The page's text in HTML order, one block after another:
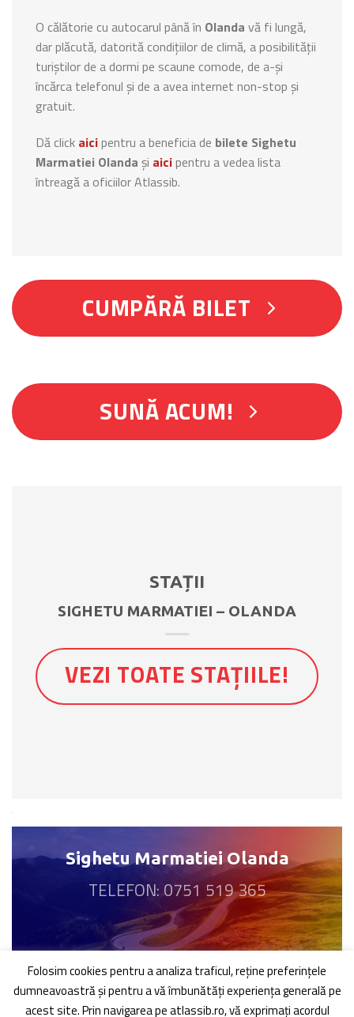
O călătorie cu autocarul până în Olanda vă fi lungă,
dar plăcută, datorită condițiilor de climă, a posibilității
turiștilor de a dormi pe scaune comode, de a-și
încărca telefonul și de a avea internet non-stop și
gratuit.
Dă click aicipentru a beneficia de bilete Sighetu
Marmatiei Olanda și aicipentru a vedea lista
întreagă a oficiilor Atlassib.
CUMPĂRĂ BILET
SUNĂ ACUM!
STAȚII
SIGHETU MARMATIEI – OLANDA
VEZI TOATE STAȚIILE!
Sighetu Marmatiei Olanda
TELEFON: 0751 519 365
Folosim cookies pentru a analiza traficul, reţine preferinţele
dumneavoastră şi pentru a vă îmbunătăți experiența generală pe
acest site. Prin navigarea pe atlassib.ro, vă exprimați acordul